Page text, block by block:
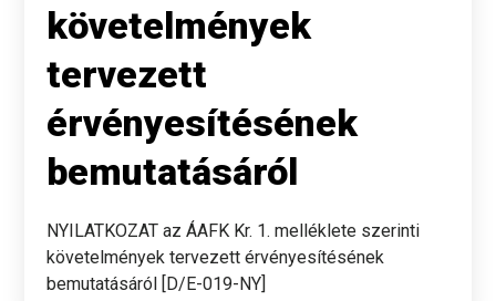
követelmények
tervezett
érvényesítésének
bemutatásáról
NYILATKOZAT az ÁAFK Kr. 1. melléklete szerinti
követelmények tervezett érvényesítésének
bemutatásáról [D/E-019-NY]